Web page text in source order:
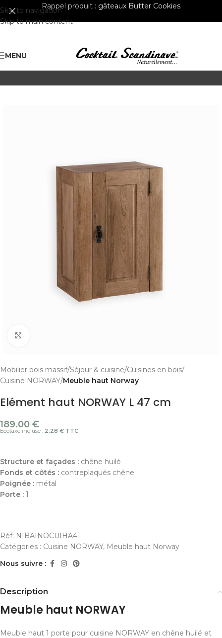
Skip to navigation
Skip to main content
Rappel produit : gâteaux Butter Cookies
MENU
Mobilier bois massif Séjour & cuisine Cuisines en bois
Cuisine NORWAY Meuble haut Norway
Elément haut NORWAY L 47 cm
189.00 €
Ecotaxe incluse : 2.28 € TTC
Structure et façades : chêne huilé
Fonds et côtés : contreplaqués chêne
Poignée : métal
Porte : 1
Réf: NIBAINOCUIHA41
Catégories : Cuisine NORWAY, Meuble haut Norway
Nous suivre :
Description
Meuble haut NORWAY
Meuble haut 1 porte pour cuisine NORWAY en chêne huilé et